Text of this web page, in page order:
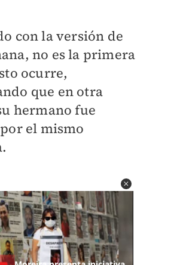
con la versión de
no es la primera
ocurre,
que en otra
hermano fue
el mismo